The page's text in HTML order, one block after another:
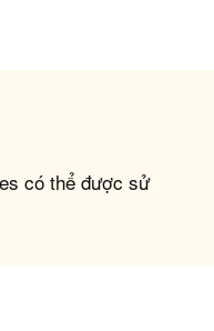
có thể được sử